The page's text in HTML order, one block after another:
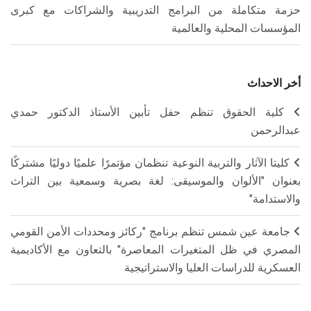
حزمة متكاملة من البرامج التدريبية والشراكات مع كبرى
المؤسسات المحلية والعالمية
أخر الاحداث
كلية الحقوق تنظم حفل تأبين الأستاذ الدكتور حمدي
عبدالرحمن
كليتا الآثار والتربية النوعية تنظمان مؤتمرًا علميًا دوليًا مشتركًا
بعنوان "الألوان والموسيقى: لغة بصرية وسمعية بين التراث
والاستدامة"
جامعة عين شمس تنظم برنامج "ركائز ومحددات الأمن القومي
المصري في ظل المتغيرات المعاصرة" بالتعاون مع الأكاديمية
العسكرية للدراسات العليا والاستراتيجية